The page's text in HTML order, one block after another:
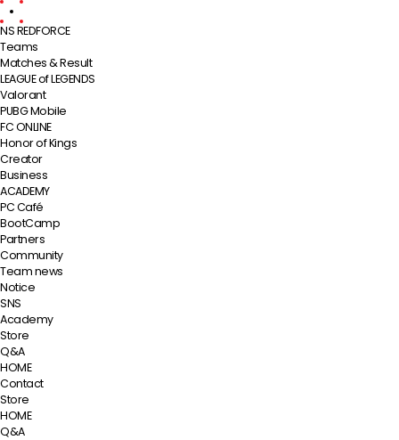
NS REDFORCE
Teams
Matches & Result
LEAGUE of LEGENDS
Valorant
PUBG Mobile
FC ONLINE
Honor of Kings
Creator
Business
ACADEMY
PC Café
BootCamp
Partners
Community
Team news
Notice
SNS
Academy
Store
Q&A
HOME
Contact
Store
HOME
Q&A